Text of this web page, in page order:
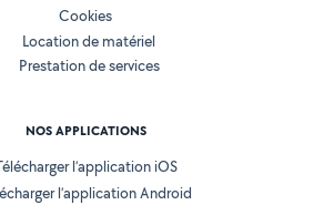
Cookies
Location de matériel
Prestation de services
NOS APPLICATIONS
l’application iOS
l’application Android